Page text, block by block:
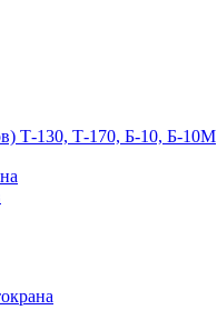
Т-130, Т-170, Б-10, Б-10М